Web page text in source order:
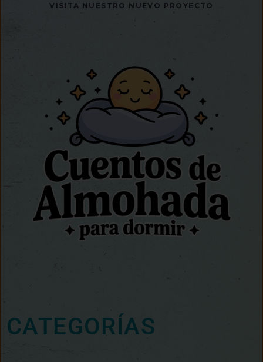
VISITA NUESTRO NUEVO PROYECTO
CATEGORÍAS